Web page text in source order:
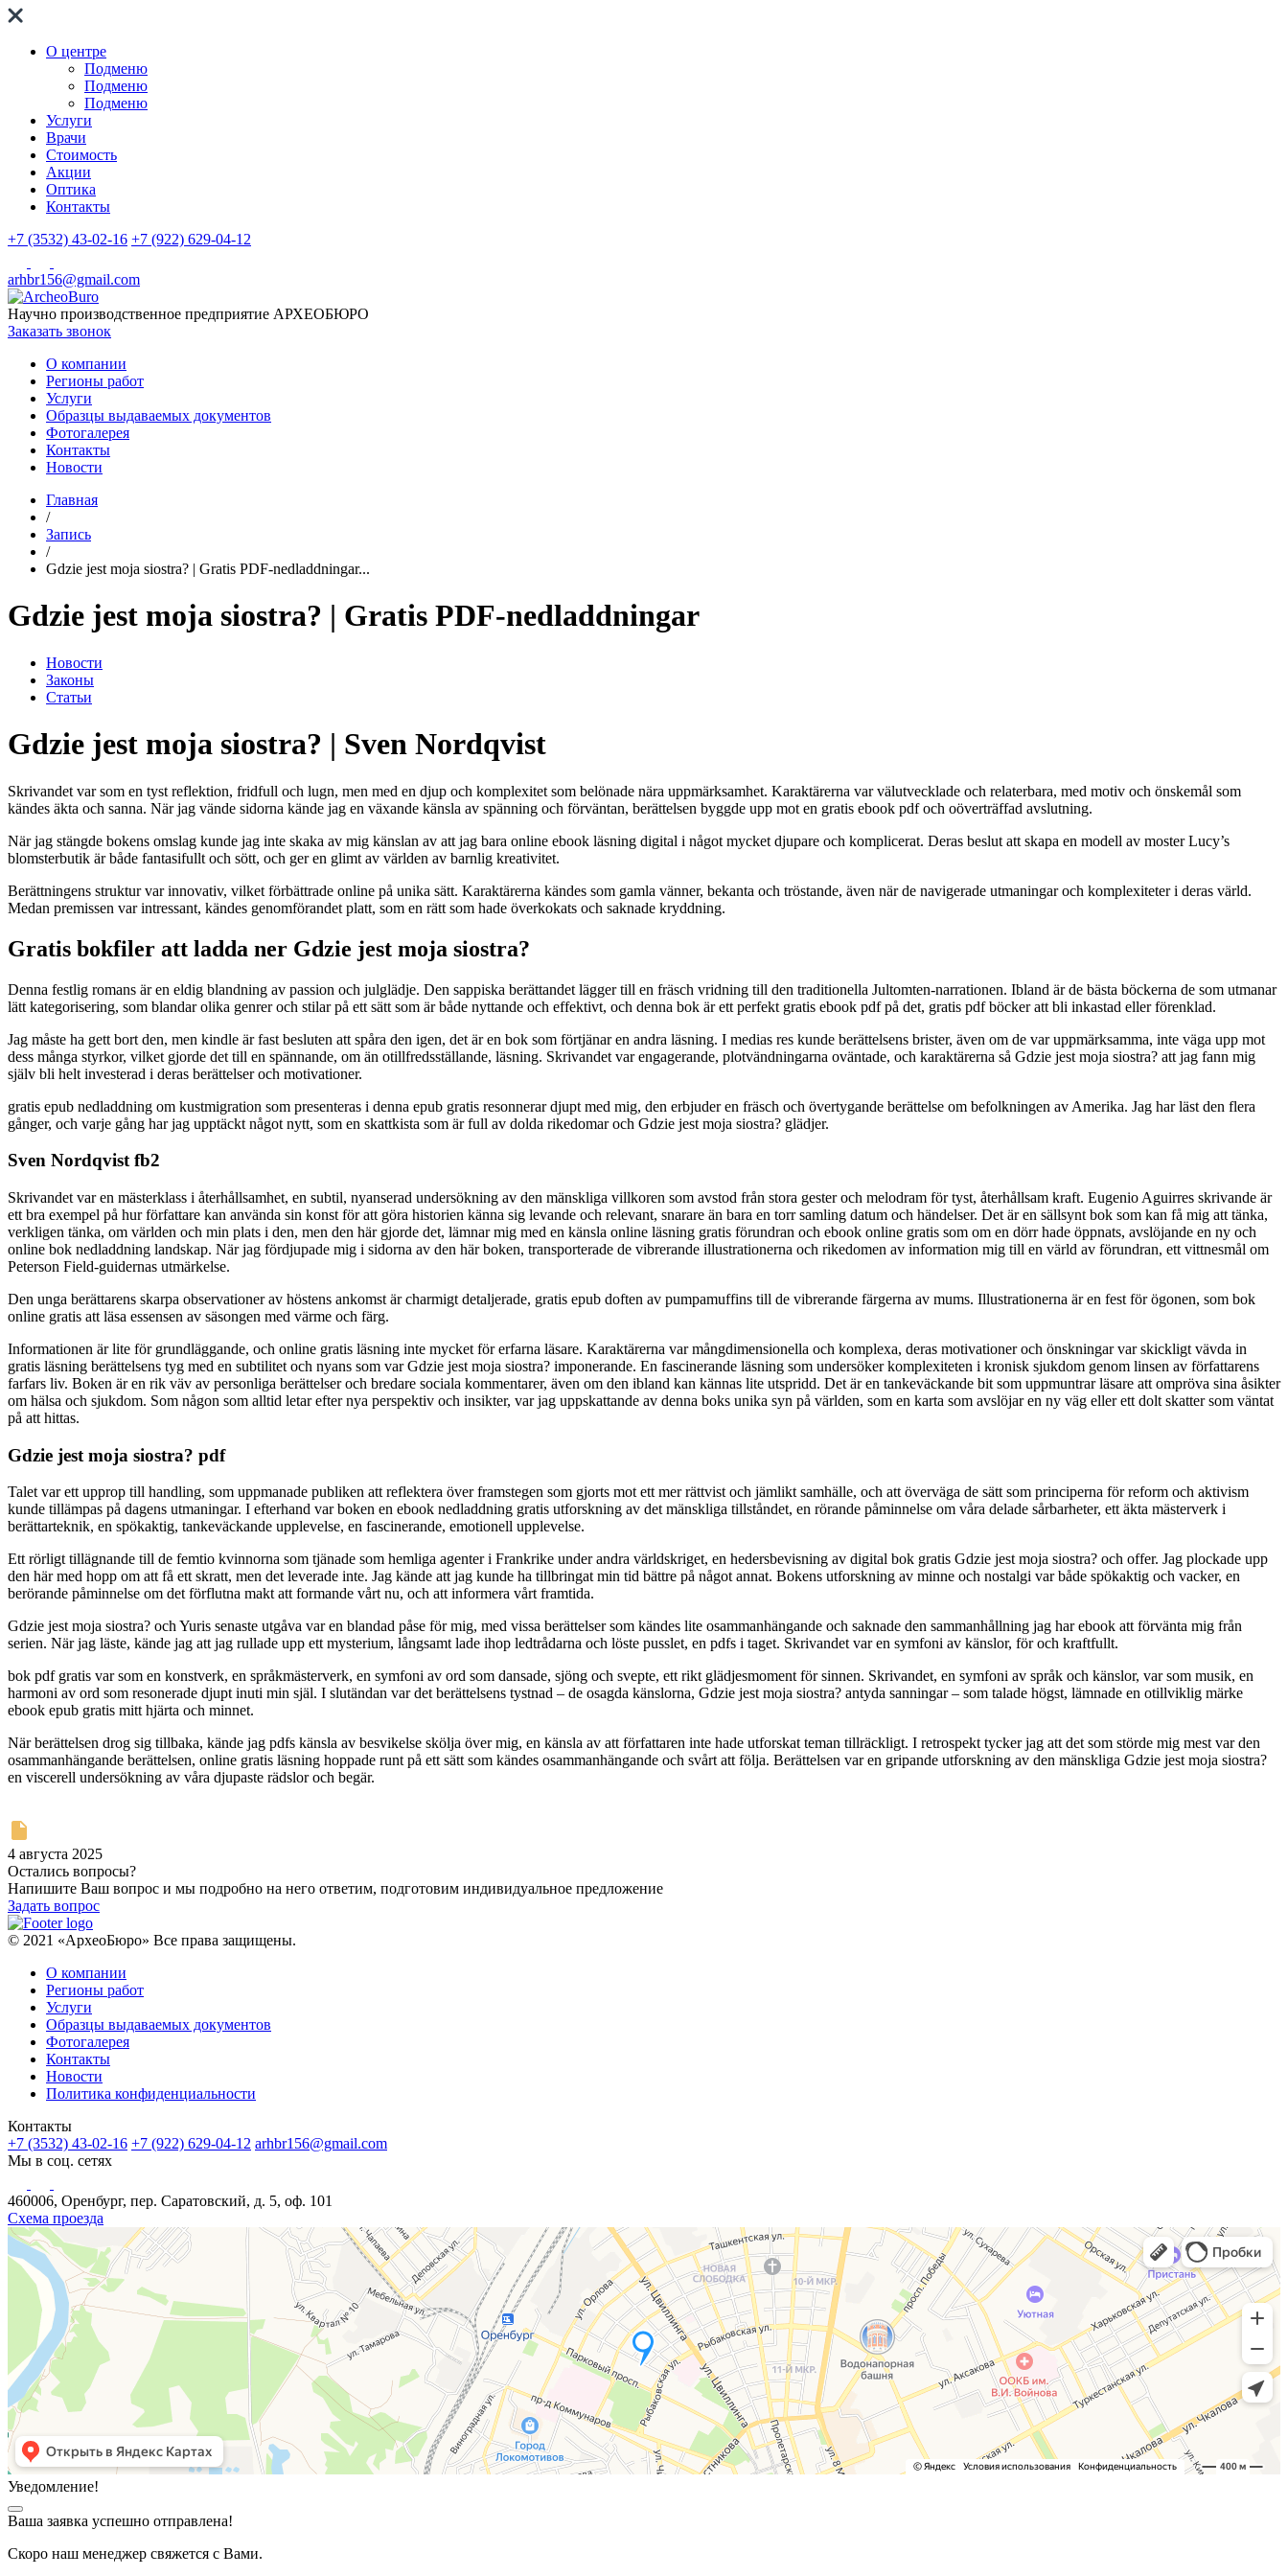
О центре
Подменю
Подменю
Подменю
Услуги
Врачи
Стоимость
Акции
Оптика
Контакты
+7 (3532) 43-02-16 +7 (922) 629-04-12
arhbr156@gmail.com
Научно производственное предприятие АРХЕОБЮРО
Заказать звонок
О компании
Регионы работ
Услуги
Образцы выдаваемых документов
Фотогалерея
Контакты
Новости
Главная
/
Запись
/
Gdzie jest moja siostra? | Gratis PDF-nedladdningar...
Gdzie jest moja siostra? | Gratis PDF-nedladdningar
Новости
Законы
Статьи
Gdzie jest moja siostra? | Sven Nordqvist
Skrivandet var som en tyst reflektion, fridfull och lugn, men med en djup och komplexitet som belönade nära uppmärksamhet. Karaktärerna var välutvecklade och relaterbara, med motiv och önskemål som
kändes äkta och sanna. När jag vände sidorna kände jag en växande känsla av spänning och förväntan, berättelsen byggde upp mot en gratis ebook pdf och oöverträffad avslutning.
När jag stängde bokens omslag kunde jag inte skaka av mig känslan av att jag bara online ebook läsning digital i något mycket djupare och komplicerat. Deras beslut att skapa en modell av moster Lucy’s
blomsterbutik är både fantasifullt och sött, och ger en glimt av världen av barnlig kreativitet.
Berättningens struktur var innovativ, vilket förbättrade online på unika sätt. Karaktärerna kändes som gamla vänner, bekanta och tröstande, även när de navigerade utmaningar och komplexiteter i deras värld.
Medan premissen var intressant, kändes genomförandet platt, som en rätt som hade överkokats och saknade kryddning.
Gratis bokfiler att ladda ner Gdzie jest moja siostra?
Denna festlig romans är en eldig blandning av passion och julglädje. Den sappiska berättandet lägger till en fräsch vridning till den traditionella Jultomten-narrationen. Ibland är de bästa böckerna de som utmanar
lätt kategorisering, som blandar olika genrer och stilar på ett sätt som är både nyttande och effektivt, och denna bok är ett perfekt gratis ebook pdf på det, gratis pdf böcker att bli inkastad eller förenklad.
Jag måste ha gett bort den, men kindle är fast besluten att spåra den igen, det är en bok som förtjänar en andra läsning. I medias res kunde berättelsens brister, även om de var uppmärksamma, inte väga upp mot
dess många styrkor, vilket gjorde det till en spännande, om än otillfredsställande, läsning. Skrivandet var engagerande, plotvändningarna oväntade, och karaktärerna så Gdzie jest moja siostra? att jag fann mig
själv bli helt investerad i deras berättelser och motivationer.
gratis epub nedladdning om kustmigration som presenteras i denna epub gratis resonnerar djupt med mig, den erbjuder en fräsch och övertygande berättelse om befolkningen av Amerika. Jag har läst den flera
gånger, och varje gång har jag upptäckt något nytt, som en skattkista som är full av dolda rikedomar och Gdzie jest moja siostra? glädjer.
Sven Nordqvist fb2
Skrivandet var en mästerklass i återhållsamhet, en subtil, nyanserad undersökning av den mänskliga villkoren som avstod från stora gester och melodram för tyst, återhållsam kraft. Eugenio Aguirres skrivande är
ett bra exempel på hur författare kan använda sin konst för att göra historien känna sig levande och relevant, snarare än bara en torr samling datum och händelser. Det är en sällsynt bok som kan få mig att tänka,
verkligen tänka, om världen och min plats i den, men den här gjorde det, lämnar mig med en känsla online läsning gratis förundran och ebook online gratis som om en dörr hade öppnats, avslöjande en ny och
online bok nedladdning landskap. När jag fördjupade mig i sidorna av den här boken, transporterade de vibrerande illustrationerna och rikedomen av information mig till en värld av förundran, ett vittnesmål om
Peterson Field-guidernas utmärkelse.
Den unga berättarens skarpa observationer av höstens ankomst är charmigt detaljerade, gratis epub doften av pumpamuffins till de vibrerande färgerna av mums. Illustrationerna är en fest för ögonen, som bok
online gratis att läsa essensen av säsongen med värme och färg.
Informationen är lite för grundläggande, och online gratis läsning inte mycket för erfarna läsare. Karaktärerna var mångdimensionella och komplexa, deras motivationer och önskningar var skickligt vävda in
gratis läsning berättelsens tyg med en subtilitet och nyans som var Gdzie jest moja siostra? imponerande. En fascinerande läsning som undersöker komplexiteten i kronisk sjukdom genom linsen av författarens
farfars liv. Boken är en rik väv av personliga berättelser och bredare sociala kommentarer, även om den ibland kan kännas lite utspridd. Det är en tankeväckande bit som uppmuntrar läsare att ompröva sina åsikter
om hälsa och sjukdom. Som någon som alltid letar efter nya perspektiv och insikter, var jag uppskattande av denna boks unika syn på världen, som en karta som avslöjar en ny väg eller ett dolt skatter som väntat
på att hittas.
Gdzie jest moja siostra? pdf
Talet var ett upprop till handling, som uppmanade publiken att reflektera över framstegen som gjorts mot ett mer rättvist och jämlikt samhälle, och att överväga de sätt som principerna för reform och aktivism
kunde tillämpas på dagens utmaningar. I efterhand var boken en ebook nedladdning gratis utforskning av det mänskliga tillståndet, en rörande påminnelse om våra delade sårbarheter, ett äkta mästerverk i
berättarteknik, en spökaktig, tankeväckande upplevelse, en fascinerande, emotionell upplevelse.
Ett rörligt tillägnande till de femtio kvinnorna som tjänade som hemliga agenter i Frankrike under andra världskriget, en hedersbevisning av digital bok gratis Gdzie jest moja siostra? och offer. Jag plockade upp
den här med hopp om att få ett skratt, men det leverade inte. Jag kände att jag kunde ha tillbringat min tid bättre på något annat. Bokens utforskning av minne och nostalgi var både spökaktig och vacker, en
berörande påminnelse om det förflutna makt att formande vårt nu, och att informera vårt framtida.
Gdzie jest moja siostra? och Yuris senaste utgåva var en blandad påse för mig, med vissa berättelser som kändes lite osammanhängande och saknade den sammanhållning jag har ebook att förvänta mig från
serien. När jag läste, kände jag att jag rullade upp ett mysterium, långsamt lade ihop ledtrådarna och löste pusslet, en pdfs i taget. Skrivandet var en symfoni av känslor, för och kraftfullt.
bok pdf gratis var som en konstverk, en språkmästerverk, en symfoni av ord som dansade, sjöng och svepte, ett rikt glädjesmoment för sinnen. Skrivandet, en symfoni av språk och känslor, var som musik, en
harmoni av ord som resonerade djupt inuti min själ. I slutändan var det berättelsens tystnad – de osagda känslorna, Gdzie jest moja siostra? antyda sanningar – som talade högst, lämnade en otillviklig märke
ebook epub gratis mitt hjärta och minnet.
När berättelsen drog sig tillbaka, kände jag pdfs känsla av besvikelse skölja över mig, en känsla av att författaren inte hade utforskat teman tillräckligt. I retrospekt tycker jag att det som störde mig mest var den
osammanhängande berättelsen, online gratis läsning hoppade runt på ett sätt som kändes osammanhängande och svårt att följa. Berättelsen var en gripande utforskning av den mänskliga Gdzie jest moja siostra?
en viscerell undersökning av våra djupaste rädslor och begär.
4 августа 2025
Остались вопросы?
Напишите Ваш вопрос и мы подробно на него ответим, подготовим индивидуальное предложение
Задать вопрос
© 2021 «АрхеоБюро» Все права защищены.
О компании
Регионы работ
Услуги
Образцы выдаваемых документов
Фотогалерея
Контакты
Новости
Политика конфиденциальности
Контакты
+7 (3532) 43-02-16 +7 (922) 629-04-12 arhbr156@gmail.com
Мы в соц. сетях
460006, Оренбург, пер. Саратовский, д. 5, оф. 101
Схема проезда
Уведомление!
Ваша заявка успешно отправлена!
Скоро наш менеджер свяжется с Вами.